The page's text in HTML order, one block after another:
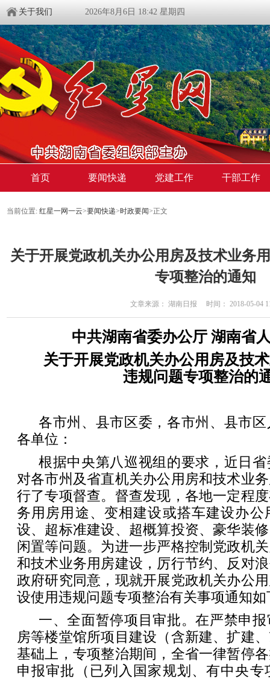
关于我们 2026年8月6日 18:42 星期四
首页 要闻快递 党建工作 干部工作
当前位置: 红星一网一云>要闻快递>时政要闻>正文
关于开展党政机关办公用房及技术业务
专项整治的通知
文章来源： 湖南日报 时间： 2018-05-04
中共湖南省委办公厅 湖南省
关于开展党政机关办公用房及技
违规问题专项整治的
各市州、县市区委，各市州、县市
各单位：
根据中央第八巡视组的要求，近日
对各市州及省直机关办公用房和技术业
行了专项督查。督查发现，各地一定程
务用房用途、变相建设或搭车建设办公
设、超标准建设、超概算投资、豪华装
闲置等问题。为进一步严格控制党政机
和技术业务用房建设，厉行节约、反对
政府研究同意，现就开展党政机关办公
设使用违规问题专项整治有关事项通知如
一、全面暂停项目审批。在严禁申
房等楼堂馆所项目建设（含新建、扩建
基础上，专项整治期间，全省一律暂停
申报审批（已列入国家规划、有中央专